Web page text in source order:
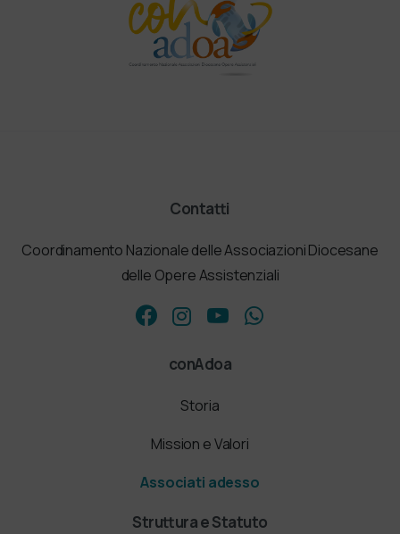
Contatti
Coordinamento Nazionale delle Associazioni Diocesane
delle Opere Assistenziali
conAdoa
Storia
Mission e Valori
Associati adesso
Struttura e Statuto